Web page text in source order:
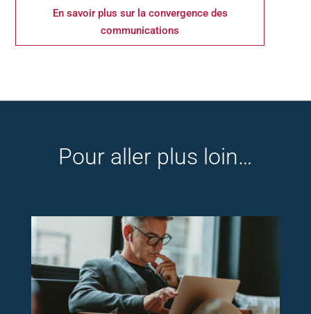
En savoir plus sur la convergence des
communications
Pour aller plus loin…